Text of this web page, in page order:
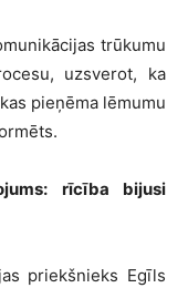
trūkumu
uzsverot, ka
pieņēma lēmumu
rīcība bijusi
priekšnieks Egīls